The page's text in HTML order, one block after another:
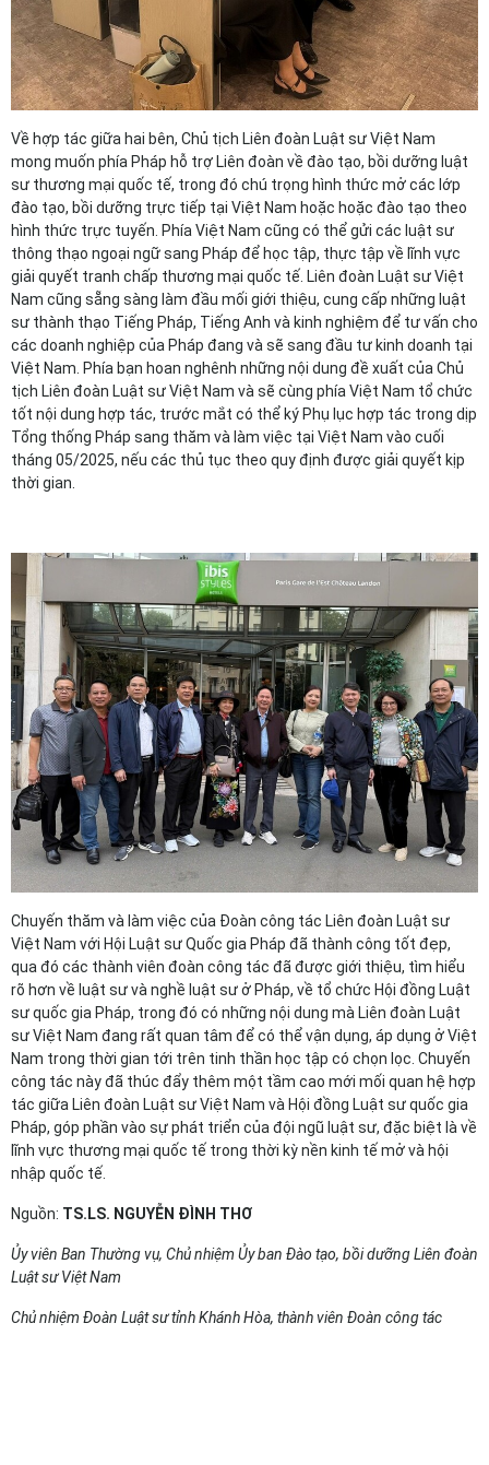
Về hợp tác giữa hai bên, Chủ tịch Liên đoàn Luật sư Việt Nam
mong muốn phía Pháp hỗ trợ Liên đoàn về đào tạo, bồi dưỡng luật
sư thương mại quốc tế, trong đó chú trọng hình thức mở các lớp
đào tạo, bồi dưỡng trực tiếp tại Việt Nam hoặc hoặc đào tạo theo
hình thức trực tuyến. Phía Việt Nam cũng có thể gửi các luật sư
thông thạo ngoại ngữ sang Pháp để học tập, thực tập về lĩnh vực
giải quyết tranh chấp thương mại quốc tế. Liên đoàn Luật sư Việt
Nam cũng sẵng sàng làm đầu mối giới thiệu, cung cấp những luật
sư thành thạo Tiếng Pháp, Tiếng Anh và kinh nghiệm để tư vấn cho
các doanh nghiệp của Pháp đang và sẽ sang đầu tư kinh doanh tại
Việt Nam. Phía bạn hoan nghênh những nội dung đề xuất của Chủ
tịch Liên đoàn Luật sư Việt Nam và sẽ cùng phía Việt Nam tổ chức
tốt nội dung hợp tác, trước mắt có thể ký Phụ lục hợp tác trong dịp
Tổng thống Pháp sang thăm và làm việc tại Việt Nam vào cuối
tháng 05/2025, nếu các thủ tục theo quy định được giải quyết kịp
thời gian.
Chuyến thăm và làm việc của Đoàn công tác Liên đoàn Luật sư
Việt Nam với Hội Luật sư Quốc gia Pháp đã thành công tốt đẹp,
qua đó các thành viên đoàn công tác đã được giới thiệu, tìm hiểu
rõ hơn về luật sư và nghề luật sư ở Pháp, về tổ chức Hội đồng Luật
sư quốc gia Pháp, trong đó có những nội dung mà Liên đoàn Luật
sư Việt Nam đang rất quan tâm để có thể vận dụng, áp dụng ở Việt
Nam trong thời gian tới trên tinh thần học tập có chọn lọc. Chuyến
công tác này đã thúc đẩy thêm một tầm cao mới mối quan hệ hợp
tác giữa Liên đoàn Luật sư Việt Nam và Hội đồng Luật sư quốc gia
Pháp, góp phần vào sự phát triển của đội ngũ luật sư, đặc biệt là về
lĩnh vực thương mại quốc tế trong thời kỳ nền kinh tế mở và hội
nhập quốc tế.
Nguồn: TS.LS. NGUYỄN ĐÌNH THƠ
Ủy viên Ban Thường vụ, Chủ nhiệm Ủy ban Đào tạo, bồi dưỡng Liên đoàn
Luật sư Việt Nam
Chủ nhiệm Đoàn Luật sư tỉnh Khánh Hòa, thành viên Đoàn công tác